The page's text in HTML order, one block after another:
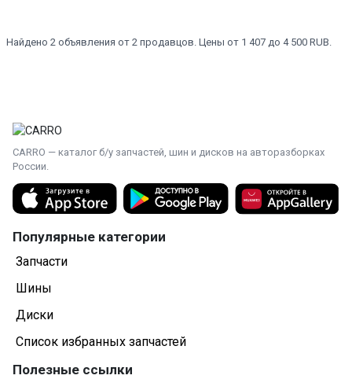
Найдено 2 объявления от 2 продавцов. Цены от 1 407 до 4 500 RUB.
CARRO — каталог б/у запчастей, шин и дисков на авторазборках
России.
Популярные категории
Запчасти
Шины
Диски
Список избранных запчастей
Полезные ссылки